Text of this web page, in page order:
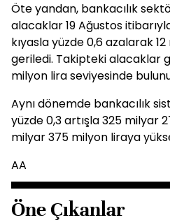
Öte yandan, bankacılık
alacaklar 19 Ağustos
kıyasla yüzde 0,6 azalarak
geriledi. Takipteki alacaklar
milyon lira seviyesinde
Aynı dönemde bankacılık
yüzde 0,3 artışla 325 milyar
milyar 375 milyon liraya
AA
Öne Çıkanlar